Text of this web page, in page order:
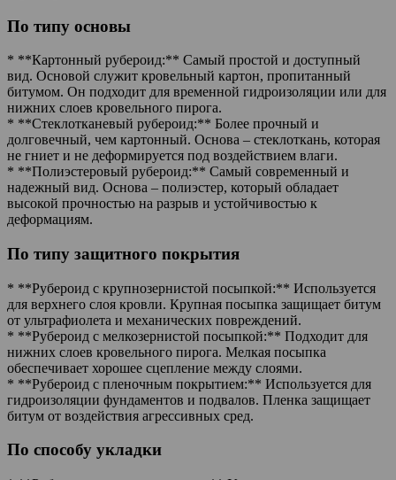
По типу основы
* **Картонный рубероид:** Самый простой и доступный
вид. Основой служит кровельный картон, пропитанный
битумом. Он подходит для временной гидроизоляции или для
нижних слоев кровельного пирога.
* **Стеклотканевый рубероид:** Более прочный и
долговечный, чем картонный. Основа – стеклоткань, которая
не гниет и не деформируется под воздействием влаги.
* **Полиэстеровый рубероид:** Самый современный и
надежный вид. Основа – полиэстер, который обладает
высокой прочностью на разрыв и устойчивостью к
деформациям.
По типу защитного покрытия
* **Рубероид с крупнозернистой посыпкой:** Используется
для верхнего слоя кровли. Крупная посыпка защищает битум
от ультрафиолета и механических повреждений.
* **Рубероид с мелкозернистой посыпкой:** Подходит для
нижних слоев кровельного пирога. Мелкая посыпка
обеспечивает хорошее сцепление между слоями.
* **Рубероид с пленочным покрытием:** Используется для
гидроизоляции фундаментов и подвалов. Пленка защищает
битум от воздействия агрессивных сред.
По способу укладки